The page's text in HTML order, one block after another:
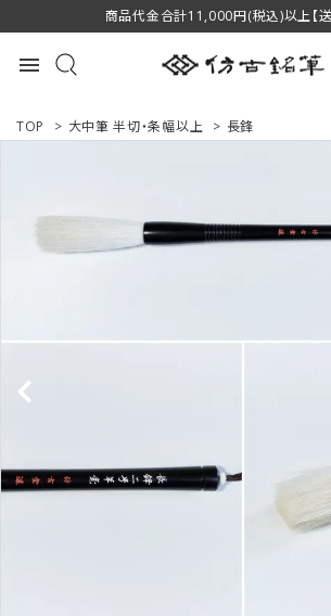
商品代金合計11,000円(税込)以上【送
menu
ACCOUNT MENU
用途で選ぶ
TOP > 大中筆 半切・条幅以上 > 長鋒